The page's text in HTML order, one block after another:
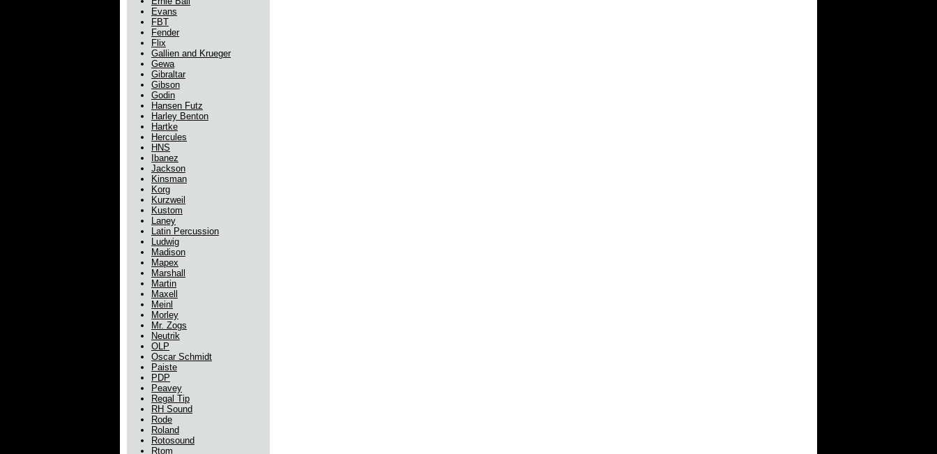
Evans
FBT
Fender
Flix
Gallien and Krueger
Gewa
Gibraltar
Gibson
Godin
Hansen Futz
Harley Benton
Hartke
Hercules
HNS
Ibanez
Jackson
Kinsman
Korg
Kurzweil
Kustom
Laney
Latin Percussion
Ludwig
Madison
Mapex
Marshall
Martin
Maxell
Meinl
Morley
Mr. Zogs
Neutrik
OLP
Oscar Schmidt
Paiste
PDP
Peavey
Regal Tip
RH Sound
Rode
Roland
Rotosound
Rtom